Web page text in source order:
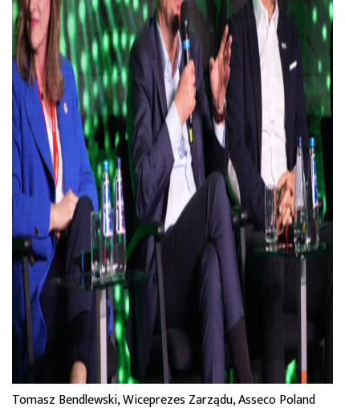
Tomasz Bendlewski, Wiceprezes Zarządu, Asseco Poland